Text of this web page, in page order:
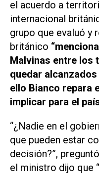
el acuerdo a
internacional
grupo que evaluó y
británico
Malvinas entre los
quedar
ello Bianco repara
implicar para el
“¿Nadie en el
que pueden estar
decisión?”,
el ministro dijo que